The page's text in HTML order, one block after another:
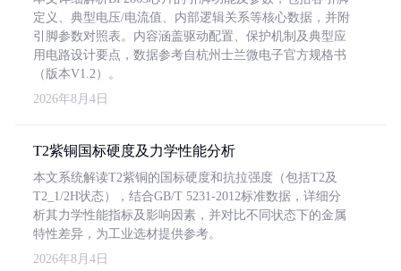
定义、典型电压/电流值、内部逻辑关系等核心数据，并附
引脚参数对照表。内容涵盖驱动配置、保护机制及典型应
用电路设计要点，数据参考自杭州士兰微电子官方规格书
（版本V1.2）。
2026年8月4日
T2紫铜国标硬度及力学性能分析
本文系统解读T2紫铜的国标硬度和抗拉强度（包括T2及
T2_1/2H状态），结合GB/T 5231-2012标准数据，详细分
析其力学性能指标及影响因素，并对比不同状态下的金属
特性差异，为工业选材提供参考。
2026年8月4日